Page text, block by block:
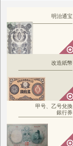
明治通宝
改造紙幣
甲号、乙号兌換
銀行券